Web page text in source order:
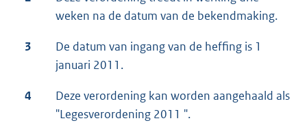
weken na de datum van de bekendmaking.
3
De datum van ingang van de heffing is 1
januari 2011.
4
Deze verordening kan worden aangehaald als
"Legesverordening 2011 ".